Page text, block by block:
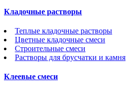
Кладочные растворы
Теплые кладочные растворы
Цветные кладочные смеси
Строительные смеси
Растворы для брусчатки и камня
Клеевые смеси